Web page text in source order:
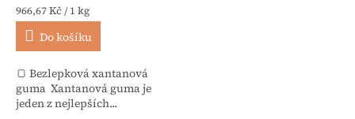
Měrná cena:
966,67 Kč / 1 kg
Do košíku
🍞 Bezlepková xantanová
guma Xantanová guma je
jeden z nejlepších...